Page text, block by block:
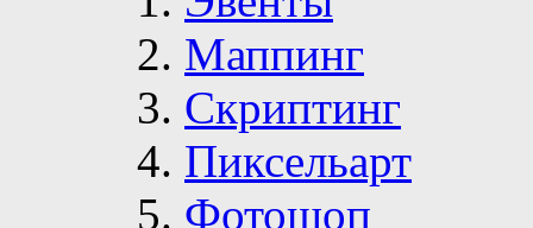
Маппинг
Скриптинг
Пиксельарт
Фотошоп